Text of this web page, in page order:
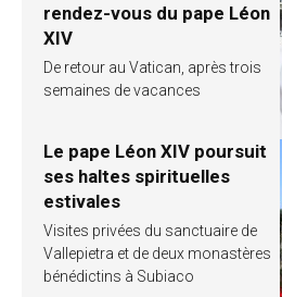
rendez-vous du pape Léon
XIV
De retour au Vatican, après trois
semaines de vacances
Le pape Léon XIV poursuit
ses haltes spirituelles
estivales
Visites privées du sanctuaire de
Vallepietra et de deux monastères
bénédictins à Subiaco